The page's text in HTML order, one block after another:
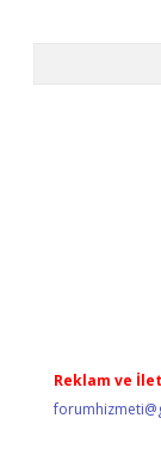
Reklam ve